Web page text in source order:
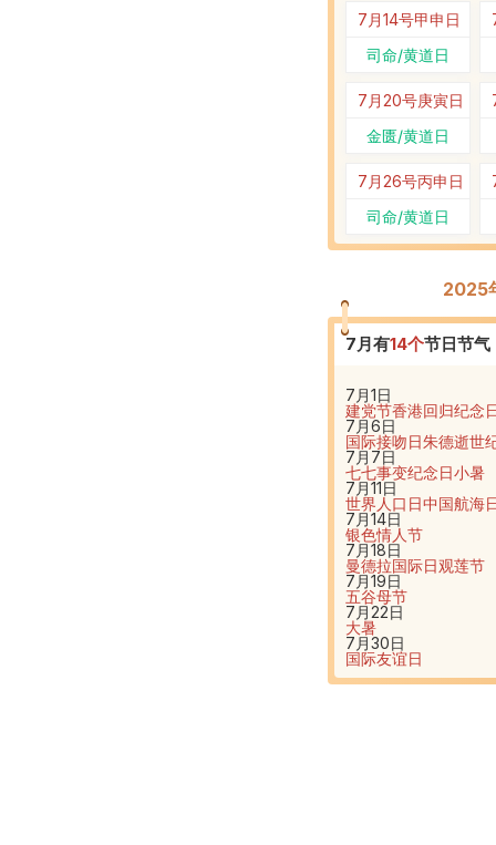
7月14号甲申日
司命/黄道日
7月20号庚寅日
金匮/黄道日
7月26号丙申日
司命/黄道日
2025
7月有14个节日节气
7月1日
建党节香港回归纪念
7月6日
国际接吻日朱德逝世
7月7日
七七事变纪念日小暑
7月11日
世界人口日中国航海
7月14日
银色情人节
7月18日
曼德拉国际日观莲节
7月19日
五谷母节
7月22日
大暑
7月30日
国际友谊日